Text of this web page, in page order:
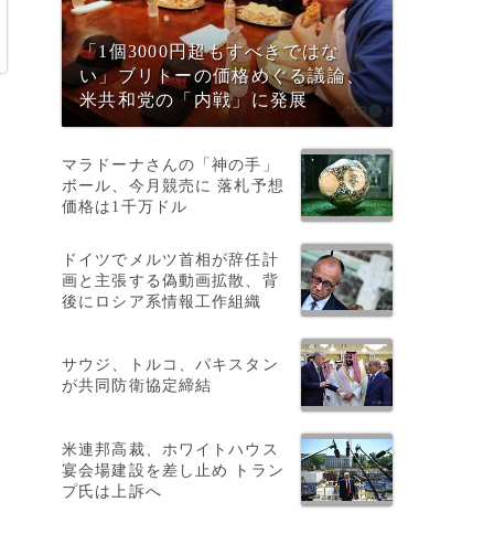
「1個3000円超もすべきではな
い」ブリトーの価格めぐる議論、
米共和党の「内戦」に発展
マラドーナさんの「神の手」
ボール、今月競売に 落札予想
価格は1千万ドル
ドイツでメルツ首相が辞任計
画と主張する偽動画拡散、背
後にロシア系情報工作組織
サウジ、トルコ、パキスタン
が共同防衛協定締結
米連邦高裁、ホワイトハウス
宴会場建設を差し止め トラン
プ氏は上訴へ